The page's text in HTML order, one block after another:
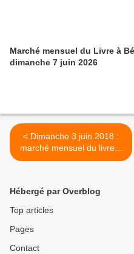
Marché mensuel du Livre à
dimanche 7 juin 2026
< Dimanche 3 juin 2018 :
marché mensuel du livre à
Bécherel
Hébergé par Overblog
Top articles
Pages
Contact